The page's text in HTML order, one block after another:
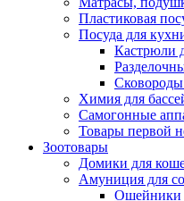
Пластиковая
Посуда для
Кастрюли
Химия для
Самогонные
Товары первой
Зоотовары
Домики для
Амуниция для
Ошейники